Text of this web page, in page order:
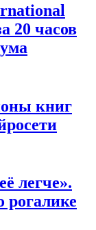
20 часов
книг
легче».
рогалике